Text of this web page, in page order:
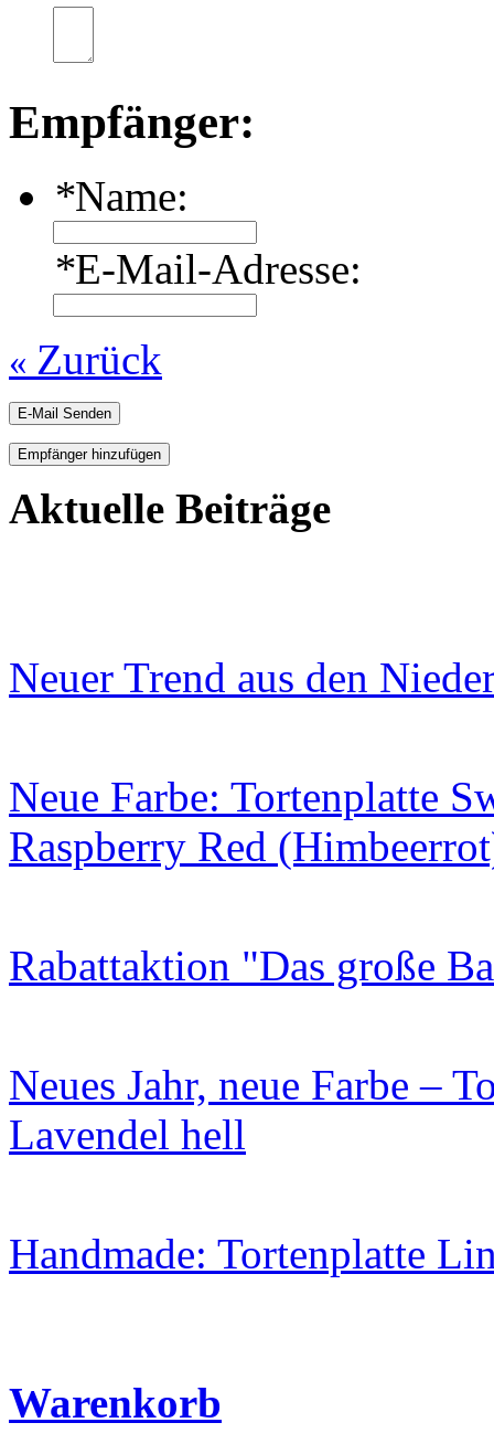
Empfänger:
*Name:
*E-Mail-Adresse:
« Zurück
E-Mail Senden
Empfänger hinzufügen
Aktuelle Beiträge
Neuer Trend aus den
Neue Farbe: Tortenplatte
Raspberry Red
Rabattaktion "Das große
Neues Jahr, neue Farbe –
Lavendel hell
Handmade: Tortenplatte
Warenkorb